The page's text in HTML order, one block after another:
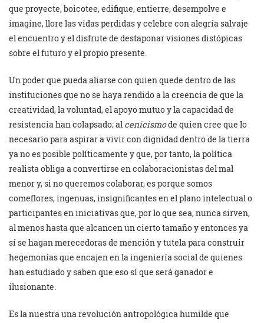
que proyecte, boicotee, edifique, entierre, desempolve e
imagine, llore las vidas perdidas y celebre con alegría salvaje
el encuentro y el disfrute de destaponar visiones distópicas
sobre el futuro y el propio presente.
Un poder que pueda aliarse con quien quede dentro de las
instituciones que no se haya rendido a la creencia de que la
creatividad, la voluntad, el apoyo mutuo y la capacidad de
resistencia han colapsado; al cenicismode quien cree que lo
necesario para aspirar a vivir con dignidad dentro de la tierra
ya no es posible políticamente y que, por tanto, la política
realista obliga a convertirse en colaboracionistas del mal
menor y, si no queremos colaborar, es porque somos
comeflores, ingenuas, insignificantes en el plano intelectual o
participantes en iniciativas que, por lo que sea, nunca sirven,
al menos hasta que alcancen un cierto tamaño y entonces ya
sí se hagan merecedoras de mención y tutela para construir
hegemonías que encajen en la ingeniería social de quienes
han estudiado y saben que eso sí que será ganador e
ilusionante.
Es la nuestra una revolución antropológica humilde que